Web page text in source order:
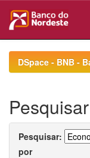
navigationDSpace - BNB -
Pesquisar
Pesquisar:
por